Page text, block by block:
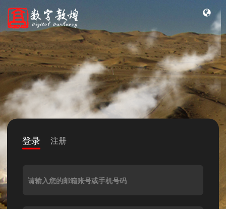
登录 注册
请输入您的邮箱账号或手机号码